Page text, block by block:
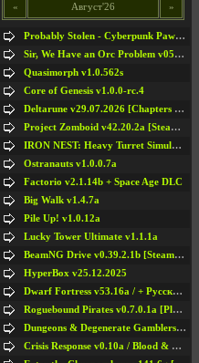
« Август'26 »
Probably Stolen - Cyberpunk Pawnshop Simulator v048c [Playtest]
Sir, We Have an Orc Problem v05.08.2026
Quasimorph v1.0.562s
Core of Genesis v1.0.0-rc.4
Deltarune v29.07.2026 [Chapters 1-5] / + RUS [Chapters 1-5]
Project Zomboid v42.20.2a [Steam Early Access]
IRON NEST: Heavy Turret Simulator v1.0a
Ostranauts v1.0.0.7a
Factorio v2.1.14b + Space Age DLC
Big Walk v1.4.7a
Pile Up! v1.0.12a
Lucky Tower Ultimate v1.1.1a
BeamNG Drive v0.39.2.1b [Steam Early Access]
HyperBox v25.12.2025
Dwarf Fortress v53.16a / + Русская Версия v50.12a
Roguebound Pirates v0.7.0.1a [Playtest]
Dungeons & Degenerate Gamblers v2.0.2a
Crisis Response v0.10a / Blood & Bullet